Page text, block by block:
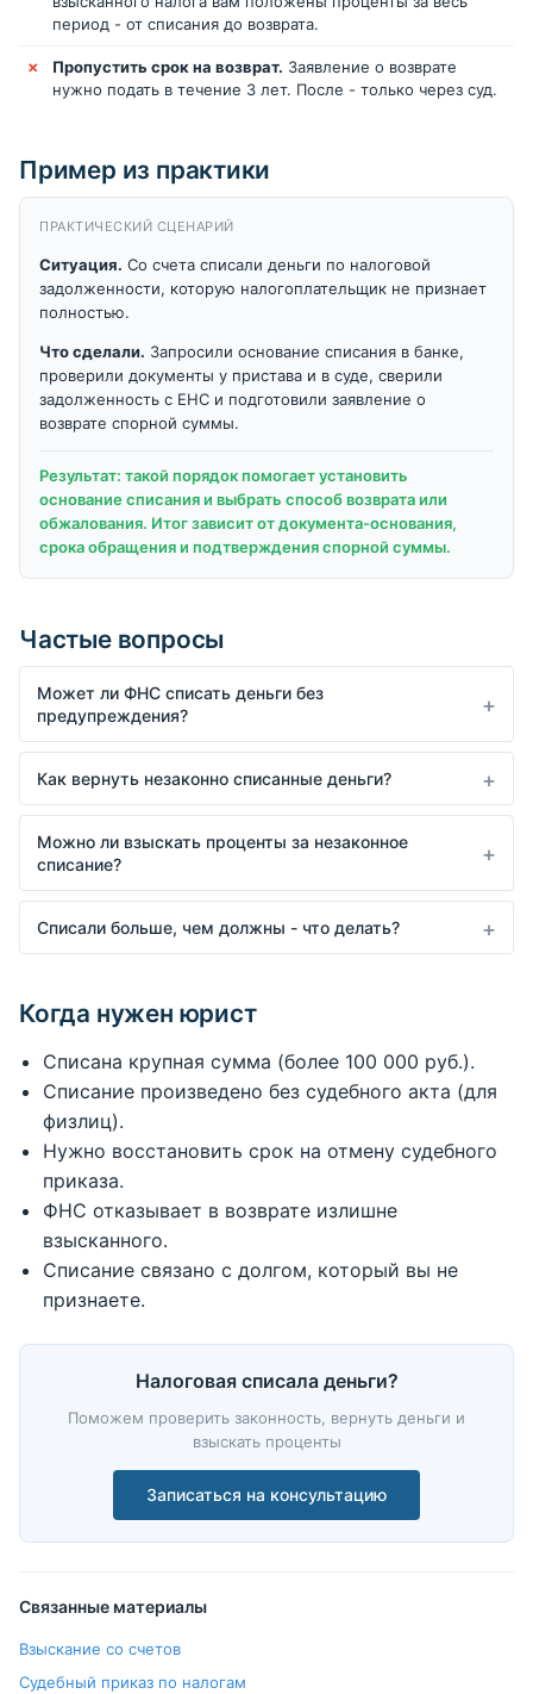
период - от списания до возврата.
Пропустить срок на возврат. Заявление о возврате
нужно подать в течение 3 лет. После - только через суд.
Пример из практики
ПРАКТИЧЕСКИЙ СЦЕНАРИЙ
Ситуация. Со счета списали деньги по налоговой
задолженности, которую налогоплательщик не признает
полностью.
Что сделали. Запросили основание списания в банке,
проверили документы у пристава и в суде, сверили
задолженность с ЕНС и подготовили заявление о
возврате спорной суммы.
Результат: такой порядок помогает установить
основание списания и выбрать способ возврата или
обжалования. Итог зависит от документа-основания,
срока обращения и подтверждения спорной суммы.
Частые вопросы
Может ли ФНС списать деньги без
предупреждения?
Как вернуть незаконно списанные деньги?
Можно ли взыскать проценты за незаконное
списание?
Списали больше, чем должны - что делать?
Когда нужен юрист
Списана крупная сумма (более 100 000 руб.).
Списание произведено без судебного акта (для
физлиц).
Нужно восстановить срок на отмену судебного
приказа.
ФНС отказывает в возврате излишне
взысканного.
Списание связано с долгом, который вы не
признаете.
Налоговая списала деньги?
Поможем проверить законность, вернуть деньги и
взыскать проценты
Записаться на консультацию
Связанные материалы
Взыскание со счетов
Судебный приказ по налогам